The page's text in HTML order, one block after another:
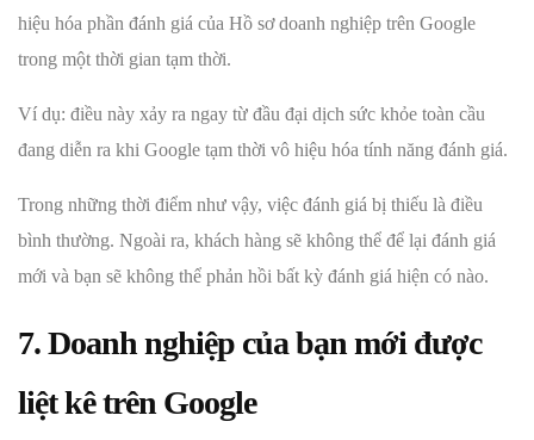
hiệu hóa phần đánh giá của Hồ sơ doanh nghiệp trên Google
trong một thời gian tạm thời.
Ví dụ: điều này xảy ra ngay từ đầu đại dịch sức khỏe toàn cầu
đang diễn ra khi Google tạm thời vô hiệu hóa tính năng đánh giá.
Trong những thời điểm như vậy, việc đánh giá bị thiếu là điều
bình thường. Ngoài ra, khách hàng sẽ không thể để lại đánh giá
mới và bạn sẽ không thể phản hồi bất kỳ đánh giá hiện có nào.
7. Doanh nghiệp của bạn mới được
liệt kê trên Google